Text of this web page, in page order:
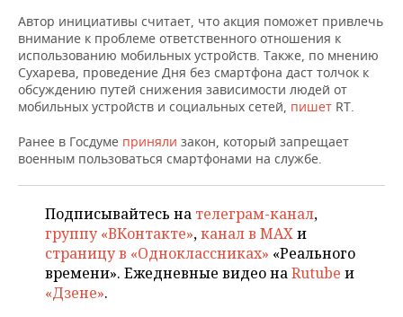
ВУЗЫ ТАТАРСТАНА
КОМУ ПРИНАДЛЕЖАТ
ТОРГОВЫЕ ЦЕНТРЫ
ТАТАРСТАНА
БАНКИ
БЮДЖЕТ
ИНВЕСТИЦИИ
АГРОПРОМ
МАШИНОСТРОЕНИЕ
НЕФТЕХИМИЯ
НЕФТЬ
ЭНЕРГЕТИКА
НОВОСТИ НЕДВИЖИМОСТИ
АВТО
НОВОСТИ АВТО
БИЗНЕС
НОВОСТИ БИЗНЕСА
РОЗНИЧНАЯ ТОРГОВЛЯ
ТРАНСПОРТ
УСЛУГИ
ТЕХНОЛОГИИ
НОВОСТИ ТЕХНОЛОГИЙ
IT
МЕДИА
ТЕЛЕКОММУНИКАЦИИ
МЕРОПРИЯТИЯ
НОВОСТИ МЕРОПРИЯТИЙ
ВЫЕЗДНАЯ РЕДАКЦИЯ
БИЗНЕС-БРАНЧИ
ONLINE-КОНФЕРЕНЦИИ
СПОРТ
НОВОСТИ СПОРТА
ФУТБОЛ
ХОККЕЙ
ОБЩЕСТВО
НОВОСТИ ОБЩЕСТВА
ВЛАСТЬ
ФОТОГАЛЕРЕЯ
Автор инициативы считает, что акция поможет привлечь
внимание к проблеме ответственного отношения к
использованию мобильных устройств. Также, по мнению
Сухарева, проведение Дня без смартфона даст толчок к
обсуждению путей снижения зависимости людей от
мобильных устройств и социальных сетей, пишет RT.
Ранее в Госдуме приняли закон, который запрещает
военным пользоваться смартфонами на службе.
Подписывайтесь на телеграм-канал,
группу «ВКонтакте»,канал в MAXи
страницу в «Одноклассниках» «Реального
времени». Ежедневные видео наRutube и
«Дзене».